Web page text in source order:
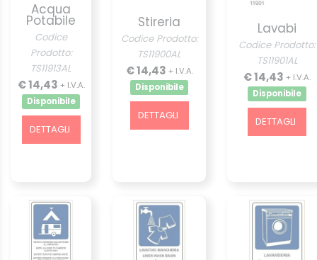
Acqua
Potabile
Codice
Prodotto:
TS11913AL
€ 14,43 + I.V.A.
Disponibile
DETTAGLI
Stireria
Codice Prodotto:
TS11900AL
€ 14,43 + I.V.A.
Disponibile
DETTAGLI
Lavabi
Codice Prodotto:
TS11901AL
€ 14,43 + I.V.A.
Disponibile
DETTAGLI